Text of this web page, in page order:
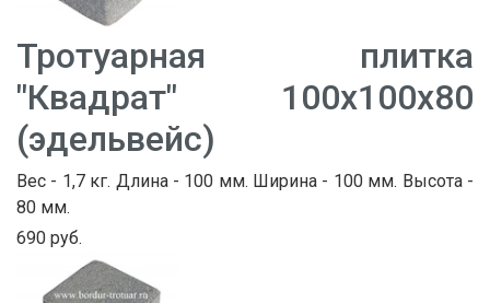
Тротуарная плитка
"Квадрат" 100х100х80
(эдельвейс)
Вес - 1,7 кг. Длина - 100 мм. Ширина - 100 мм. Высота -
80 мм.
690 руб.